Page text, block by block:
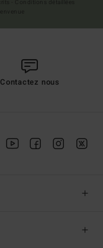
Contactez nous